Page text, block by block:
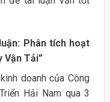
Phân tích hoạt
Tải”
doanh của Công
Hải Nam qua 3